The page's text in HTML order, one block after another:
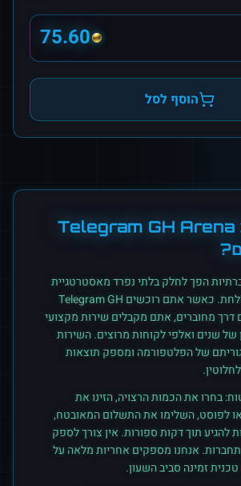
75.60
הוסף לסל
Telegram GH Arena
?
הפך לחלק בלתי נפרד מאסטרטגיית
כאשר אתם רוכשים Telegram GH
דרך מחוברים, אתם מקבלים שירות מקצועי
של שנים ואלפי לקוחות מרוצים. השירות
של הפלטפורמה ומספק תוצאות
בחרו את הכמות הרצויה, הזינו את
לפוסט, השלימו את התשלום המאובטח,
להגיע תוך דקות ספורות. אין צורך לספק
אנחנו מספקים אחריות מלאה על
זמינה סביב השעון.